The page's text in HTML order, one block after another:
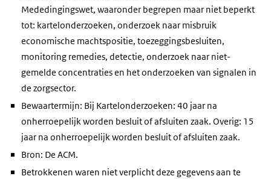
Mededingingswet, waaronder begrepen maar niet beperkt
tot: kartelonderzoeken, onderzoek naar misbruik
economische machtspositie, toezeggingsbesluiten,
monitoring remedies, detectie, onderzoek naar niet-
gemelde concentraties en het onderzoeken van signalen in
de zorgsector.
Bewaartermijn: Bij Kartelonderzoeken: 40 jaar na
onherroepelijk worden besluit of afsluiten zaak. Overig: 15
jaar na onherroepelijk worden besluit of afsluiten zaak.
Bron: De ACM.
Betrokkenen waren niet verplicht deze gegevens aan te